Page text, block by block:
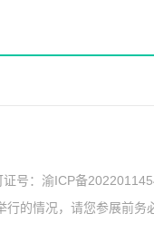
号： 渝ICP备
的情况，请您参展前务